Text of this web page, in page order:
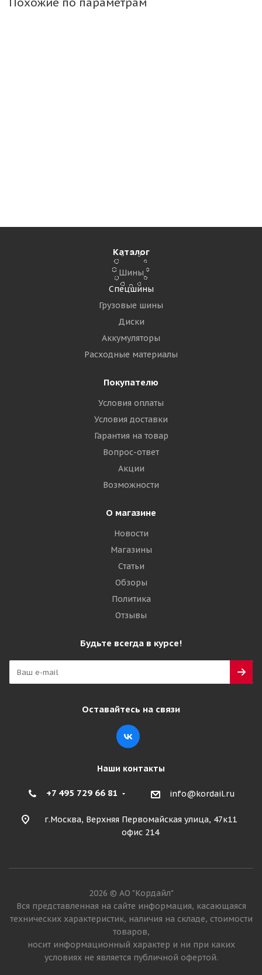
57 610₽
Подробнее
Maxam 18-625(18-24,5) 16PR 175A2 MS925 Liftxtra B
Каталог
Шины
Спецшины
Грузовые шины
Диски
Аккумуляторы
Расходные материалы
Покупателю
Условия оплаты
Условия доставки
Гарантия на товар
Вопрос-ответ
Акции
Возможности
О магазине
Новости
Магазины
Статьи
Обзоры
Политика
Отзывы
Будьте всегда в курсе!
Оставайтесь на связи
Наши контакты
+7 495 729 66 81 info@kordail.ru
г.Москва, Верхняя Первомайская улица, 47к11
офис 214
2026 © АО "Кордайл"
Вся представленная на сайте информация, касающаяся
технических характеристик, наличия на складе, стоимости
товаров,
носит информационный характер и ни при каких
условиях не является публичной офертой.